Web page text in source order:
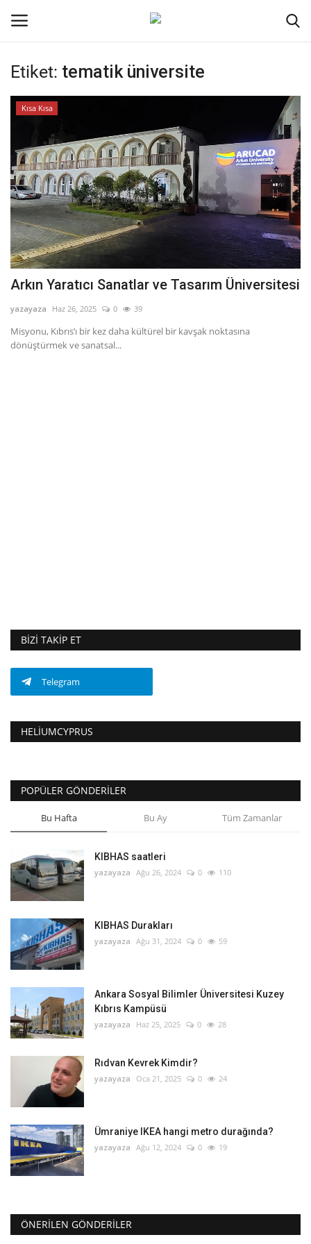
Oturum aç Kayıt ol
İletişim
Genel
Kodlama
Kripto Para
Dil
Etiket: tematik üniversite
Kısa Kısa
Arkın Yaratıcı Sanatlar ve Tasarım Üniversitesi
yazayaza Haz 26, 2025 0 39
Misyonu, Kıbrıs’ı bir kez daha kültürel bir kavşak noktasına
dönüştürmek ve sanatsal...
BIZI TAKIP ET
Telegram
HELIUMCYPRUS
POPÜLER GÖNDERILER
Bu Hafta Bu Ay Tüm Zamanlar
KIBHAS saatleri
yazayaza Ağu 26, 2024 0 110
KIBHAS Durakları
yazayaza Ağu 31, 2024 0 59
Ankara Sosyal Bilimler Üniversitesi Kuzey
Kıbrıs Kampüsü
yazayaza Haz 25, 2025 0 28
Rıdvan Kevrek Kimdir?
yazayaza Oca 21, 2025 0 24
Ümraniye IKEA hangi metro durağında?
yazayaza Ağu 12, 2024 0 19
ÖNERILEN GÖNDERILER